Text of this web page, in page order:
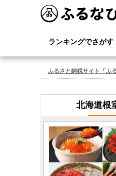
ランキングでさがす
ふるさと納税サイト「ふ
北海道根